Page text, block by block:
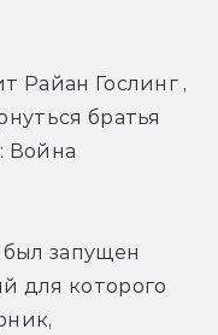
Райан Гослинг ,
братья
Война
запущен
для которого